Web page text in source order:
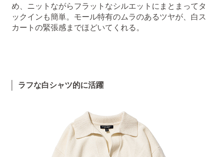
め、ニットながらフラットなシルエットにまとまってタ
ックインも簡単。モール特有のムラのあるツヤが、白ス
カートの緊張感までほどいてくれる。
ラフな白シャツ的に活躍